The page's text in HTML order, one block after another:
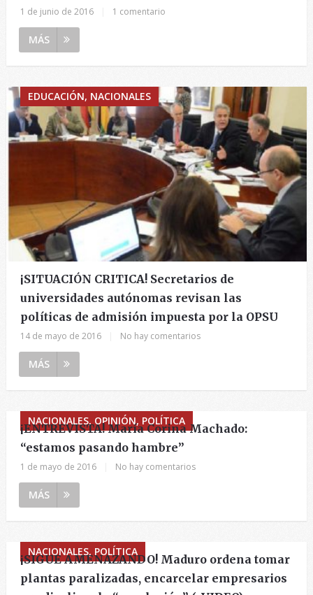
1 de junio de 2016 1 comentario
MÁS
EDUCACIÓN, NACIONALES
¡SITUACIÓN CRITICA! Secretarios de
universidades autónomas revisan las
políticas de admisión impuesta por la OPSU
14 de mayo de 2016 No hay comentarios
MÁS
NACIONALES, OPINIÓN, POLÍTICA
¡ENTREVISTA! María Corina Machado:
“estamos pasando hambre”
1 de mayo de 2016 No hay comentarios
MÁS
NACIONALES, POLÍTICA
¡SIGUE AMENAZANDO! Maduro ordena tomar
plantas paralizadas, encarcelar empresarios